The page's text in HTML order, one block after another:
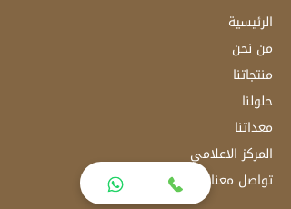
الرئيسية
من نحن
منتجاتنا
حلولنا
معداتنا
المركز الاعلامي
تواصل معنا